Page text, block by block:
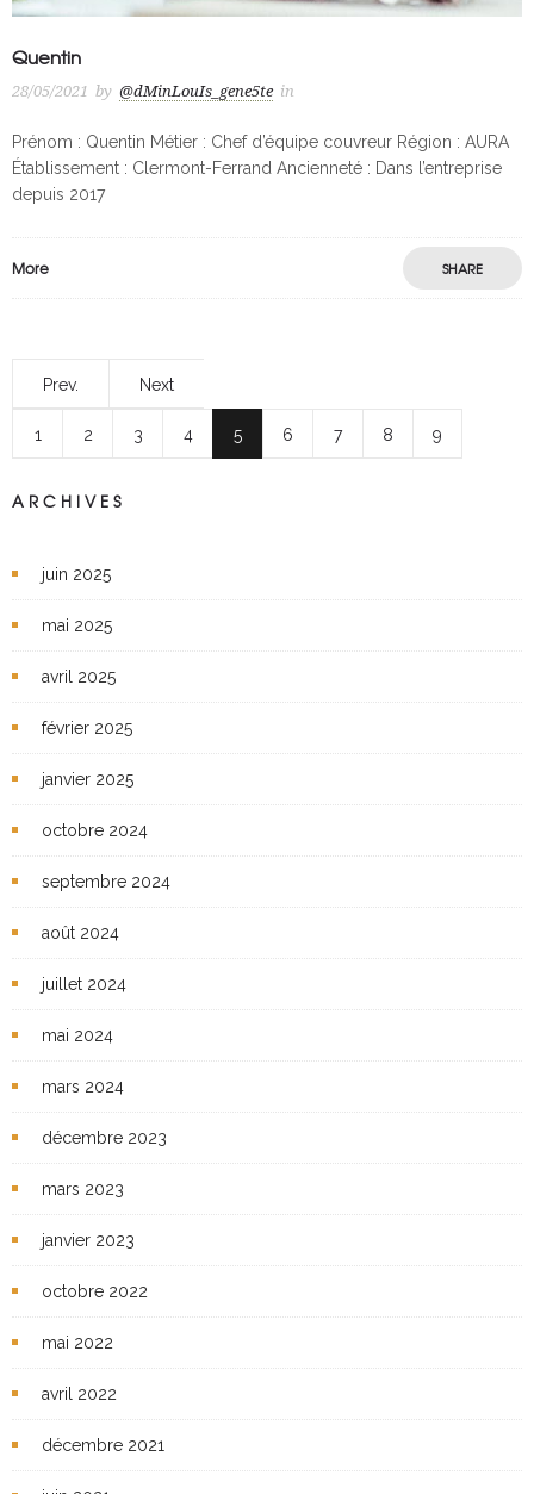
Quentin
28/05/2021 by @dMinLouIs_gene5te in
Prénom : Quentin Métier : Chef d’équipe couvreur Région : AURA
Établissement : Clermont-Ferrand Ancienneté : Dans l’entreprise
depuis 2017
More SHARE
Prev. Next
1 2 3 4 5 6 7 8 9
ARCHIVES
juin 2025
mai 2025
avril 2025
février 2025
janvier 2025
octobre 2024
septembre 2024
août 2024
juillet 2024
mai 2024
mars 2024
décembre 2023
mars 2023
janvier 2023
octobre 2022
mai 2022
avril 2022
décembre 2021